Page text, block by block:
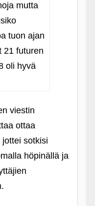
mutta
tuon ajan
21 futuren
oli hyvä
viestin
ottaa
sotkisi
höpinällä ja